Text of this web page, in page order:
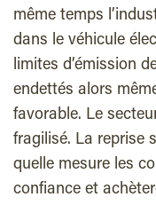
même temps
dans le véhicule
limites d’émission
endettés alors
favorable. Le
fragilisé. La reprise
quelle mesure les
confiance et